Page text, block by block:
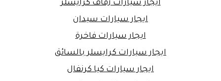
ايجار سيارات زفاف كرايسلر
ايجار سيارات سيدان
ايجار سيارات فاخرة
ايجار سيارات كرايسلر بالسائق
ايجار سيارات كيا كرنفال